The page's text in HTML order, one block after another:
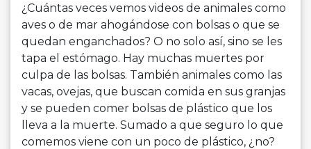
¿Cuántas veces vemos videos de animales como
aves o de mar ahogándose con bolsas o que se
quedan enganchados? O no solo así, sino se les
tapa el estómago. Hay muchas muertes por
culpa de las bolsas. También animales como las
vacas, ovejas, que buscan comida en sus granjas
y se pueden comer bolsas de plástico que los
lleva a la muerte. Sumado a que seguro lo que
comemos viene con un poco de plástico, ¿no?